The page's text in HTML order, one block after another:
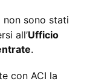
sono stati
all’Ufficio
.
con ACI la